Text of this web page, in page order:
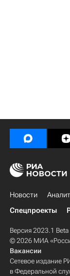
Новости
Спецпроекты
Версия 2023.1 Beta
© 2026 МИА
Вакансии
Сетевое издание
в Федеральной